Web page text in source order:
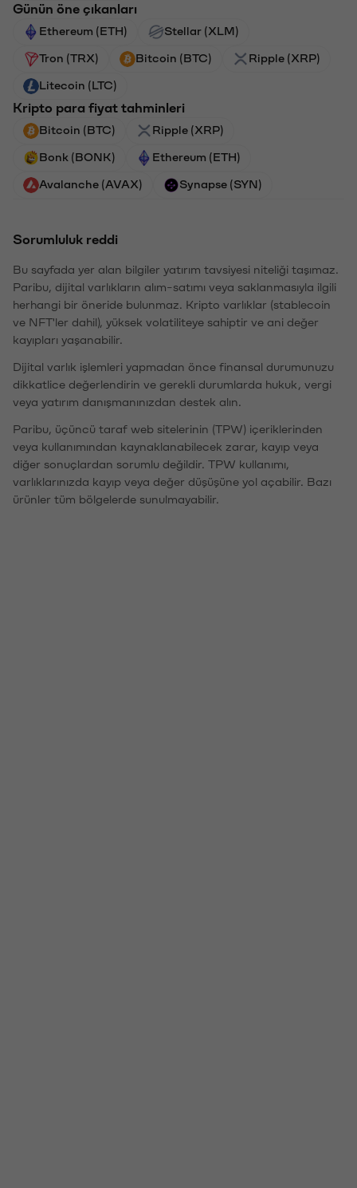
Günün öne çıkanları
Ethereum (ETH) Stellar (XLM)
Tron (TRX) Bitcoin (BTC) Ripple (XRP)
Litecoin (LTC)
Kripto para fiyat tahminleri
Bitcoin (BTC) Ripple (XRP)
Bonk (BONK) Ethereum (ETH)
Avalanche (AVAX) Synapse (SYN)
Sorumluluk reddi
Bu sayfada yer alan bilgiler yatırım tavsiyesi niteliği taşımaz.
Paribu, dijital varlıkların alım-satımı veya saklanmasıyla ilgili
herhangi bir öneride bulunmaz. Kripto varlıklar (stablecoin
ve NFT'ler dahil), yüksek volatiliteye sahiptir ve ani değer
kayıpları yaşanabilir.
Dijital varlık işlemleri yapmadan önce finansal durumunuzu
dikkatlice değerlendirin ve gerekli durumlarda hukuk, vergi
veya yatırım danışmanınızdan destek alın.
Paribu, üçüncü taraf web sitelerinin (TPW) içeriklerinden
veya kullanımından kaynaklanabilecek zarar, kayıp veya
diğer sonuçlardan sorumlu değildir. TPW kullanımı,
varlıklarınızda kayıp veya değer düşüşüne yol açabilir. Bazı
ürünler tüm bölgelerde sunulmayabilir.